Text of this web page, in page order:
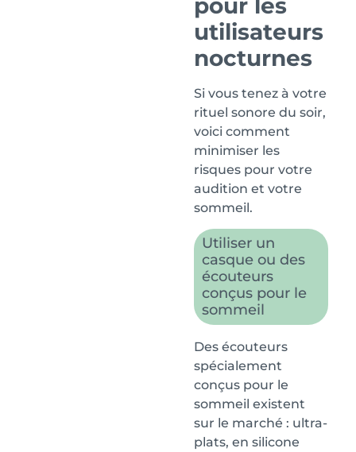
utilisateurs
nocturnes
Si vous tenez à votre
rituel sonore du soir,
voici comment
minimiser les
risques pour votre
audition et votre
sommeil.
Utiliser un
casque ou des
écouteurs
conçus pour le
sommeil
Des écouteurs
spécialement
conçus pour le
sommeil existent
sur le marché : ultra-
plats, en silicone